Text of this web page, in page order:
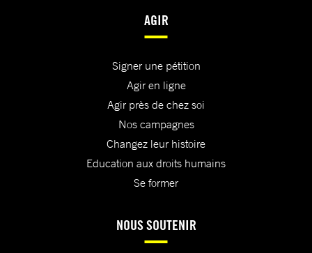
AGIR
Signer une pétition
Agir en ligne
Agir près de chez soi
Nos campagnes
Changez leur histoire
Education aux droits humains
Se former
NOUS SOUTENIR